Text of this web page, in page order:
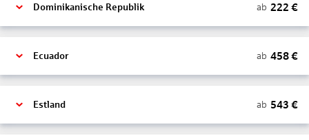
Dominikanische Republik ab 222 €
Ecuador ab 458€
Estland ab 543 €